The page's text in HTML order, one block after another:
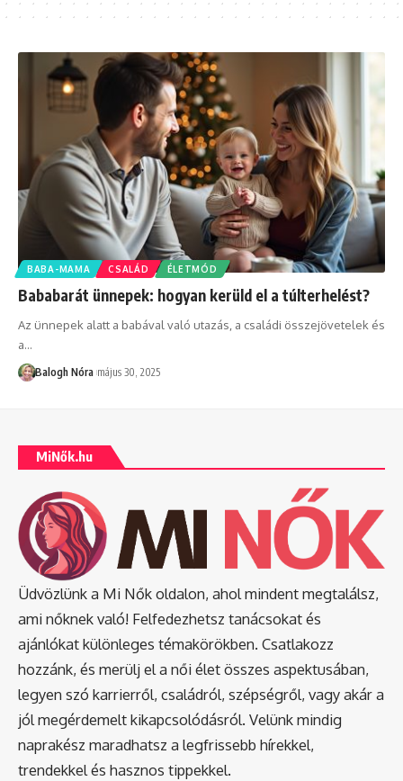
BABA-MAMA CSALÁD ÉLETMÓD
Bababarát ünnepek: hogyan kerüld el a túlterhelést?
Az ünnepek alatt a babával való utazás, a családi összejövetelek és
a…
Balogh Nóra május 30, 2025
MiNők.hu
Üdvözlünk a Mi Nők oldalon, ahol mindent megtalálsz,
ami nőknek való! Felfedezhetsz tanácsokat és
ajánlókat különleges témakörökben. Csatlakozz
hozzánk, és merülj el a női élet összes aspektusában,
legyen szó karrierről, családról, szépségről, vagy akár a
jól megérdemelt kikapcsolódásról. Velünk mindig
naprakész maradhatsz a legfrissebb hírekkel,
trendekkel és hasznos tippekkel.